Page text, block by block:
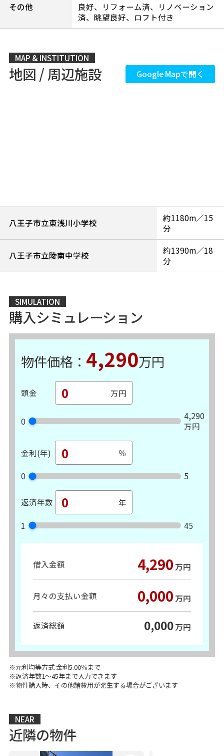
その他
良好、リフォーム済、リノベーション
済、眺望良好、ロフト付き
MAP & INSTITUTION
地図 / 周辺施設 Google Mapで開く
八王子市立東浅川小学校
約1180m／15
分
八王子市立陵南中学校
約1390m／18
分
SIMULATION
購入シミュレーション
物件価格： 4,290万円
頭金
0
4,290
万円
金利(年)
0 5
返済年数
1 45
借入金額 4,290 万円
月々の支払い金額 0,000 万円
返済総額 0,000万円
※元利均等方式 金利5.00％まで
※返済年数1～45年まで入力できます
※物件購入時、その他諸費用が発生する場合がございます
NEAR
近隣の物件